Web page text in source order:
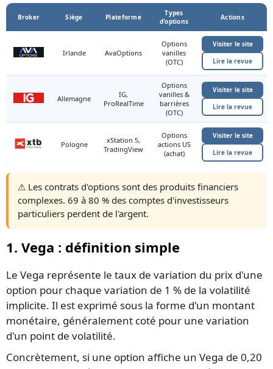
Broker Siège Plateforme
Types
d'options
Actions
Irlande AvaOptions
Options
vanilles
(OTC)
Visiter le site
Lire la revue
Allemagne
IG,
ProRealTime
Options
vanilles &
barrières
(OTC)
Visiter le site
Lire la revue
Pologne
xStation 5,
TradingView
Options
actions US
(achat)
Visiter le site
Lire la revue
⚠️ Les contrats d'options sont des produits financiers
complexes. 69 à 80 % des comptes d'investisseurs
particuliers perdent de l'argent.
1. Vega : définition simple
Le Vega représente le taux de variation du prix d'une
option pour chaque variation de 1 % de la volatilité
implicite. Il est exprimé sous la forme d'un montant
monétaire, généralement coté pour une variation
d'un point de volatilité.
Concrètement, si une option affiche un Vega de 0,20